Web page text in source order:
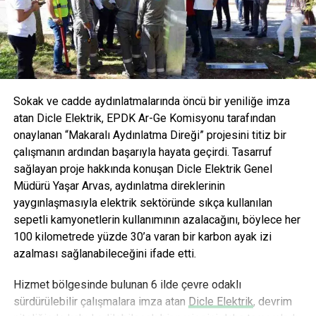
Çamaşır makinelerindeki EkoPlus özelliği ile en üst
düzeyde elektrik ve su tasarrufu sağlanırken,
JetPlus özelliği ile büyük ölçüde zaman tasarrufu
elde ediliyor.
yıkama sağlayan dalga yapısında tambur ve akıllı su
yönetim sistemi yeni makinelerin diğer özellikleri
arasında yer alıyor.
Profilo Dayanıklı Ev Aletleri’nin BM6480MG ve
BM5380MA bulaşık makineleri ise bulaşıklarda
derinlemesine temizlik sağlayan HijyenEkstra
özelliğine sahip.
Profilo bulaşık makinelerinde yıkama sırasında
tutularak bakteriler % 99,9 oranında yok ediliyor.
PowerWash fonksiyonu, alt sepette su basıncını
formüllerle tüketicilere sunuluyor. Bu yenilikçi yaklaşımla
AVOYA hem maden suyu hem de mineralli gazlı içecek
kategorisinde devrim yaratmayı hedefliyor.
Sokak ve cadde aydınlatmalarında öncü bir yeniliğe imza
atan Dicle Elektrik, EPDK Ar-Ge Komisyonu tarafından
onaylanan “Makaralı Aydınlatma Direği” projesini titiz bir
çalışmanın ardından başarıyla hayata geçirdi. Tasarruf
sağlayan proje hakkında konuşan Dicle Elektrik Genel
Müdürü Yaşar Arvas, aydınlatma direklerinin
yaygınlaşmasıyla elektrik sektöründe sıkça kullanılan
sepetli kamyonetlerin kullanımının azalacağını, böylece her
100 kilometrede yüzde 30’a varan bir karbon ayak izi
azalması sağlanabileceğini ifade etti.
Hizmet bölgesinde bulunan 6 ilde çevre odaklı
sürdürülebilir çalışmalara imza atan Dicle Elektrik, devrim